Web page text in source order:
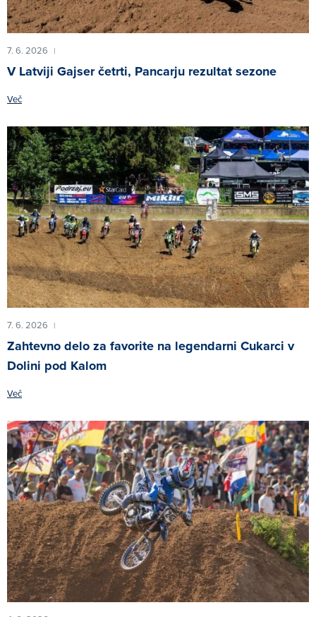
7. 6. 2026 |
V Latviji Gajser četrti, Pancarju rezultat sezone
Več
7. 6. 2026 |
Zahtevno delo za favorite na legendarni Cukarci v
Dolini pod Kalom
Več